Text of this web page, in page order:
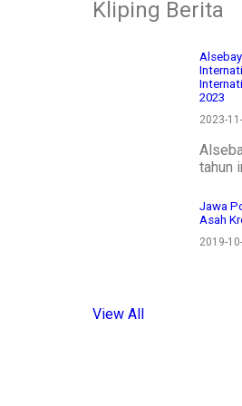
Kliping Berita
2023
2023-
tahun
Jawa
Asah
2019-
View All